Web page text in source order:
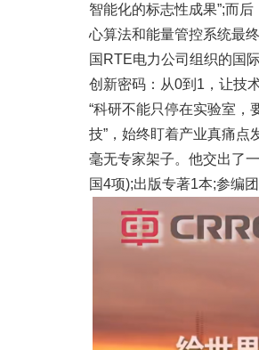
智能化的标志性成果”;而
心算法和能量管控系统最
国RTE电力公司组织的国
创新密码：从0到1，让技
“科研不能只停在实验室，
技”，始终盯着产业真痛点
毫无专家架子。他交出了
国4项);出版专著1本;参编